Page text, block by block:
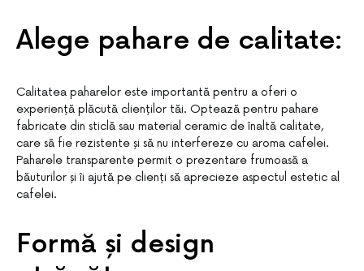
Alege pahare de calitate:
Calitatea paharelor este importantă pentru a oferi o
experiență plăcută clienților tăi. Optează pentru pahare
fabricate din sticlă sau material ceramic de înaltă calitate,
care să fie rezistente și să nu interfereze cu aroma cafelei.
Paharele transparente permit o prezentare frumoasă a
băuturilor și îi ajută pe clienți să aprecieze aspectul estetic al
cafelei.
Formă și design